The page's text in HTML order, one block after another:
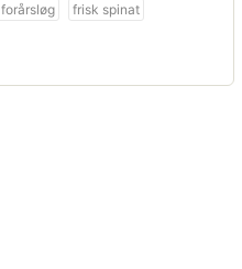
forårsløg
frisk spinat